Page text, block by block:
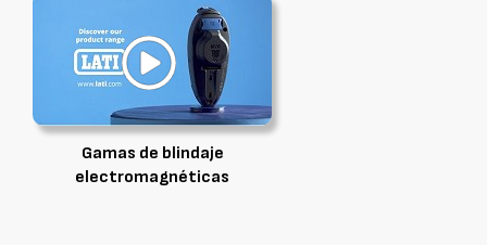
Gamas de blindaje
electromagnéticas